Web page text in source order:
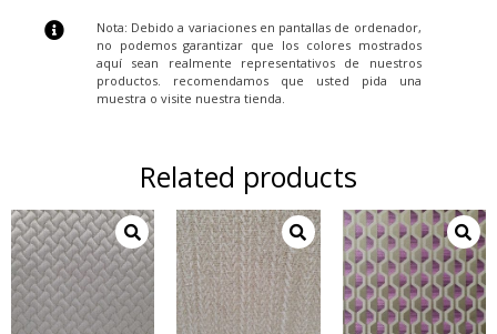
Nota: Debido a variaciones en pantallas de ordenador,
no podemos garantizar que los colores mostrados
aquí sean realmente representativos de nuestros
productos. recomendamos que usted pida una
muestra o visite nuestra tienda.
Related products